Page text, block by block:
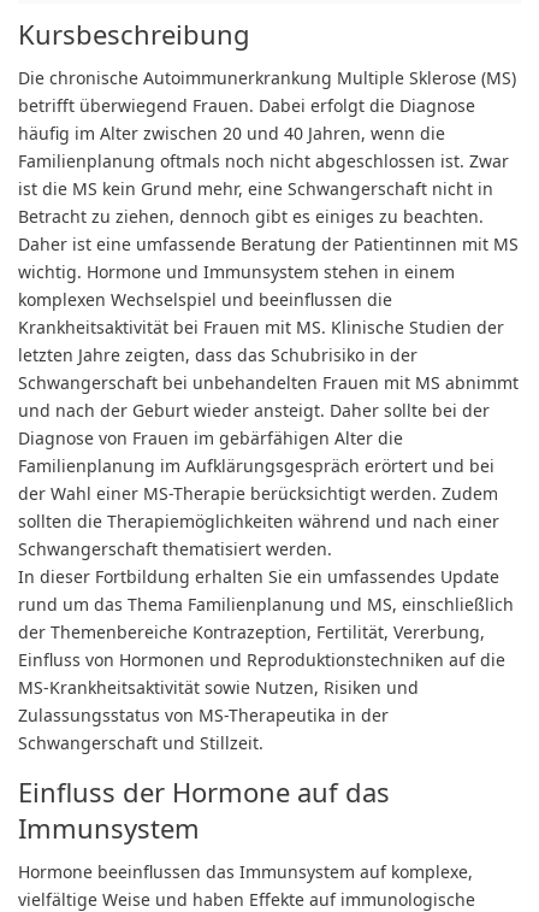
Kursbeschreibung
Die chronische Autoimmunerkrankung Multiple Sklerose (MS)
betrifft überwiegend Frauen. Dabei erfolgt die Diagnose
häufig im Alter zwischen 20 und 40 Jahren, wenn die
Familienplanung oftmals noch nicht abgeschlossen ist. Zwar
ist die MS kein Grund mehr, eine Schwangerschaft nicht in
Betracht zu ziehen, dennoch gibt es einiges zu beachten.
Daher ist eine umfassende Beratung der Patientinnen mit MS
wichtig. Hormone und Immunsystem stehen in einem
komplexen Wechselspiel und beeinflussen die
Krankheitsaktivität bei Frauen mit MS. Klinische Studien der
letzten Jahre zeigten, dass das Schubrisiko in der
Schwangerschaft bei unbehandelten Frauen mit MS abnimmt
und nach der Geburt wieder ansteigt. Daher sollte bei der
Diagnose von Frauen im gebärfähigen Alter die
Familienplanung im Aufklärungsgespräch erörtert und bei
der Wahl einer MS-Therapie berücksichtigt werden. Zudem
sollten die Therapiemöglichkeiten während und nach einer
Schwangerschaft thematisiert werden.
In dieser Fortbildung erhalten Sie ein umfassendes Update
rund um das Thema Familienplanung und MS, einschließlich
der Themenbereiche Kontrazeption, Fertilität, Vererbung,
Einfluss von Hormonen und Reproduktionstechniken auf die
MS-Krankheitsaktivität sowie Nutzen, Risiken und
Zulassungsstatus von MS-Therapeutika in der
Schwangerschaft und Stillzeit.
Einfluss der Hormone auf das
Immunsystem
Hormone beeinflussen das Immunsystem auf komplexe,
vielfältige Weise und haben Effekte auf immunologische